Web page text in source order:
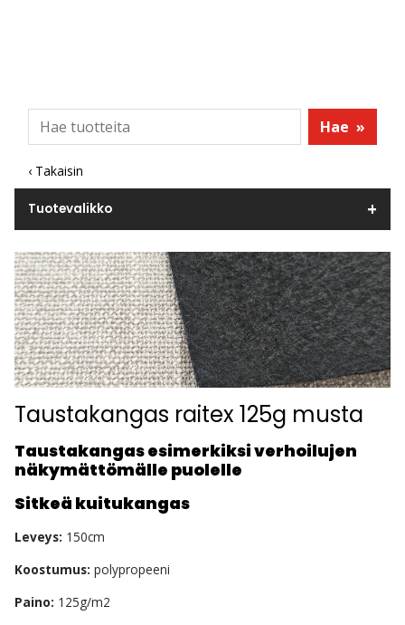
Hae »
‹ Takaisin
Tuotevalikko
Taustakangas raitex 125g musta
Taustakangas esimerkiksi verhoilujen
näkymättömälle puolelle
Sitkeä kuitukangas
Leveys: 150cm
Koostumus: polypropeeni
Paino: 125g/m2